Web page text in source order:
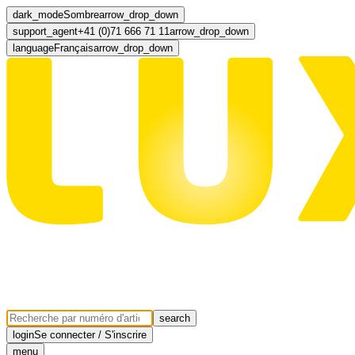
dark_modeSombrearrow_drop_down
support_agent+41 (0)71 666 71 11arrow_drop_down
languageFrançaisarrow_drop_down
search
loginSe connecter / S'inscrire
menu